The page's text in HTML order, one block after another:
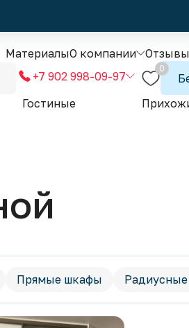
МатериалыО компании Отзывы
+7 902 998-09-97
0
Гостиные
Прямые шкафы